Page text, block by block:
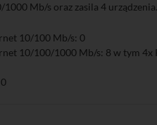
Mb/s oraz zasila 4 urządzenia.
10/100 Mb/s: 0
10/100/1000 Mb/s: 8 w tym 4x